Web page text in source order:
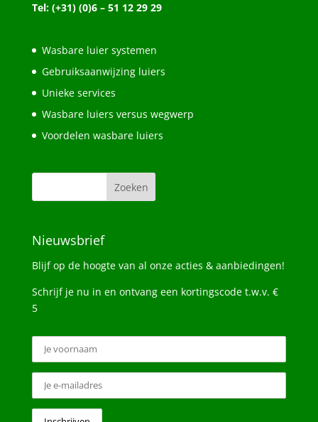
Tel: (+31) (0)6 – 51 12 29 29
Wasbare luier systemen
Gebruiksaanwijzing luiers
Unieke services
Wasbare luiers versus wegwerp
Voordelen wasbare luiers
Nieuwsbrief
Blijf op de hoogte van al onze acties & aanbiedingen!
Schrijf je nu in en ontvang een kortingscode t.w.v. €
5